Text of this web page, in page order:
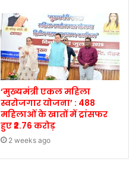
‘मुख्यमंत्री एकल महिला
स्वरोजगार योजना’ : 488
महिलाओं के खातों में ट्रांसफर
हुए ₹2.76 करोड़
2 weeks ago